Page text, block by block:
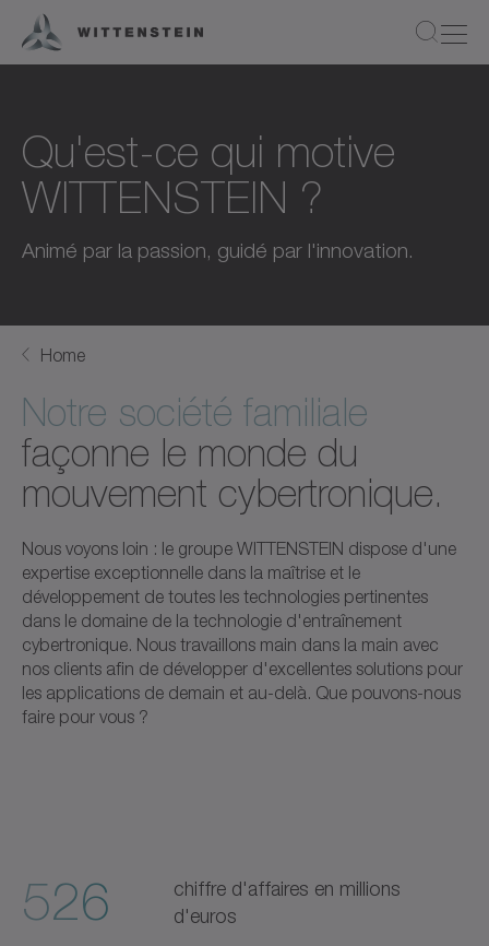
Qu'est-ce qui motive
WITTENSTEIN ?
Animé par la passion, guidé par l'innovation.
Home
Notre société familiale
façonne le monde du
mouvement cybertronique.
Nous voyons loin : le groupe WITTENSTEIN dispose d'une
expertise exceptionnelle dans la maîtrise et le
développement de toutes les technologies pertinentes
dans le domaine de la technologie d'entraînement
cybertronique. Nous travaillons main dans la main avec
nos clients afin de développer d'excellentes solutions pour
les applications de demain et au-delà. Que pouvons-nous
faire pour vous ?
526
chiffre d'affaires en millions
d'euros